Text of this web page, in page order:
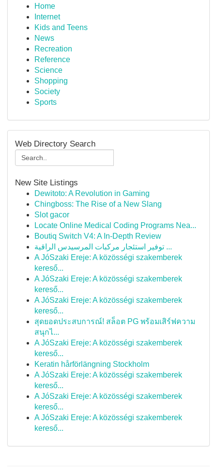
Home
Internet
Kids and Teens
News
Recreation
Reference
Science
Shopping
Society
Sports
Web Directory Search
New Site Listings
Dewitoto: A Revolution in Gaming
Chingboss: The Rise of a New Slang
Slot gacor
Locate Online Medical Coding Programs Nea...
Boutiq Switch V4: A In-Depth Review
توفير استئجار مركبات المرسيدس الراقية ...
A JóSzaki Ereje: A közösségi szakemberek
kereső...
A JóSzaki Ereje: A közösségi szakemberek
kereső...
A JóSzaki Ereje: A közösségi szakemberek
kereső...
สุดยอดประสบการณ์! สล็อต PG พร้อมเสิร์ฟความ
สนุกไ...
A JóSzaki Ereje: A közösségi szakemberek
kereső...
Keratin hårförlängning Stockholm
A JóSzaki Ereje: A közösségi szakemberek
kereső...
A JóSzaki Ereje: A közösségi szakemberek
kereső...
A JóSzaki Ereje: A közösségi szakemberek
kereső...